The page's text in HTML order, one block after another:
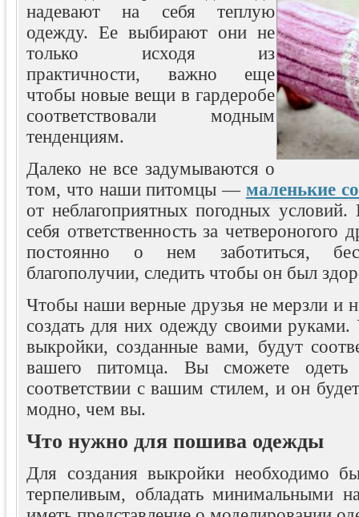
надевают на себя теплую
одежду. Ее выбирают они не
только исходя из
практичности, важно еще
чтобы новые вещи в гардеробе
соответствовали модным
тенденциям.
Далеко не все задумываются о
том, что наши питомцы — маленькие
от неблагоприятных погодных
себя ответственность за четвероногого
постоянно о нем заботиться,
благополучии, следить чтобы он был
Чтобы наши верные друзья не мерзли и
создать для них одежду своими
выкройки, созданные вами, будут
вашего питомца. Вы сможете одеть
соответствии с вашим стилем, и он
модно, чем вы.
Что нужно для пошива одежды
Для создания выкройки необходимо
терпеливым, обладать минимальными